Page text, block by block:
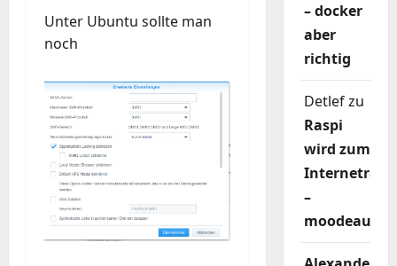
Unter Ubuntu sollte man
noch
– docker
aber
richtig
Detlefzu
Raspi
wird zum
–
moodeaudio